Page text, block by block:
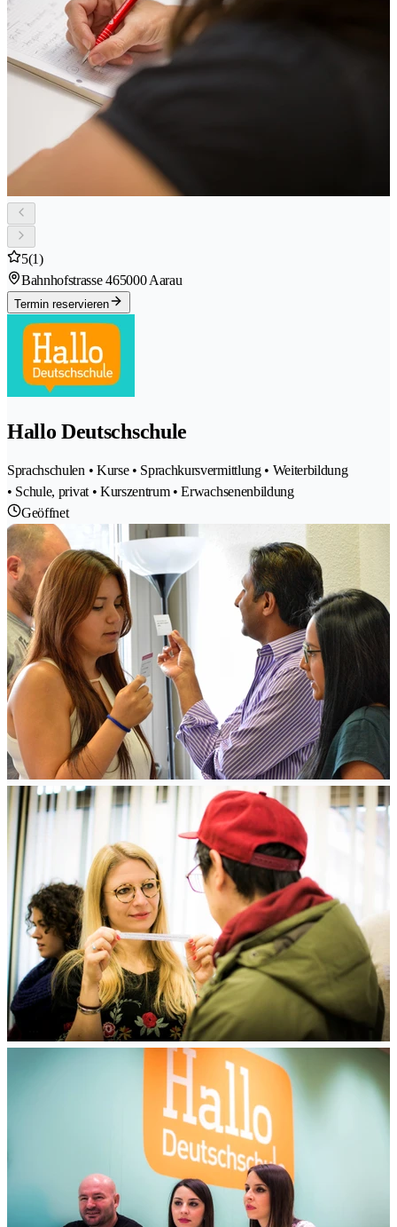
5(1)
Bahnhofstrasse 465000 Aarau
Termin reservieren
Hallo Deutschschule
Sprachschulen • Kurse • Sprachkursvermittlung • Weiterbildung
• Schule, privat • Kurszentrum • Erwachsenenbildung
Geöffnet